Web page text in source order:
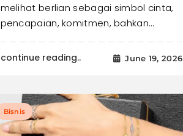
melihat berlian sebagai simbol cinta,
pencapaian, komitmen, bahkan…
continue reading.. June 19, 2026
Bisnis